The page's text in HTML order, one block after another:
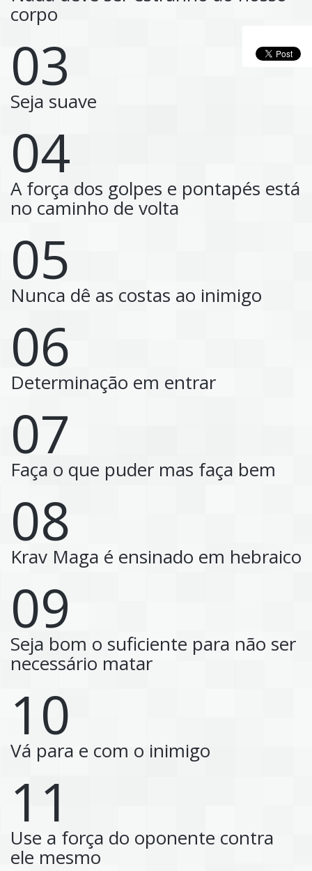
corpo
03
Seja suave
04
A força dos golpes e pontapés está
no caminho de volta
05
Nunca dê as costas ao inimigo
06
Determinação em entrar
07
Faça o que puder mas faça bem
08
Krav Maga é ensinado em hebraico
09
Seja bom o suficiente para não ser
necessário matar
10
Vá para e com o inimigo
11
Use a força do oponente contra
ele mesmo